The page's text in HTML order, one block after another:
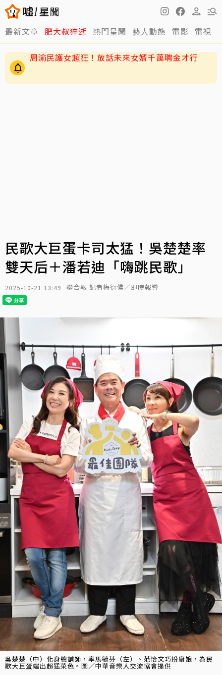
最新文章 肥大叔猝逝 熱門星聞 藝人動態 電影 電視
周渝民護女超狂！放話未來女婿千萬聘金才行
GD私下反差萌藏不住！霸總遇大聲公秒變乖兒
民歌大巨蛋卡司太猛！吳楚楚率
雙天后＋潘若迪「嗨跳民歌」
2025-10-21 13:49 聯合報 記者梅衍儂／即時報導
吳楚楚（中）化身總舖師，率馬毓芬（左）、范怡文巧扮廚娘，為民
歌大巨蛋端出超猛菜色。圖／中華音樂人交流協會提供